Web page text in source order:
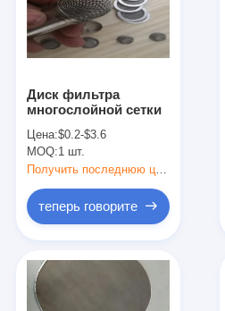
Диск фильтра
многослойной сетки
Цена:$0.2-$3.6
MOQ:1 шт.
Получить последнюю цену
теперь говорите